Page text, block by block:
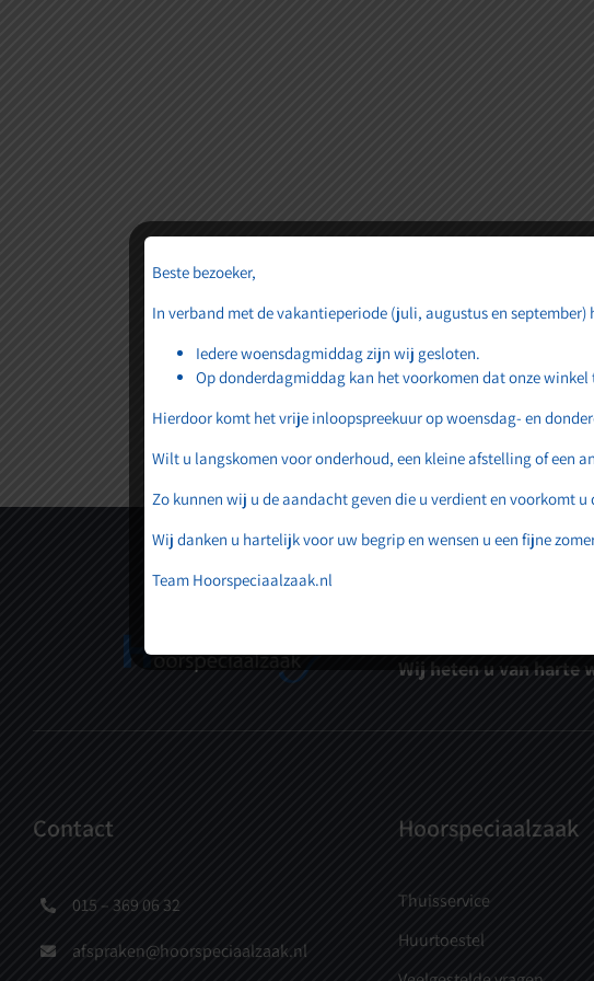
Wij heten u van harte
Contact
015 – 369 06 32
afspraken@hoorspeciaalzaak.nl
Hoorspeciaalzaak
Thuisservice
Huurtoestel
Beste bezoeker,
In verband met de vakantieperiode (juli, augustus en
Iedere woensdagmiddag zijn wij gesloten.
Op donderdagmiddag kan het voorkomen dat onze
Hierdoor komt het vrije inloopspreekuur op woensdag- en
Wilt u langskomen voor onderhoud, een kleine afstelling of een
Zo kunnen wij u de aandacht geven die u verdient en voorkomt
Wij danken u hartelijk voor uw begrip en wensen u een fijne
Team Hoorspeciaalzaak.nl